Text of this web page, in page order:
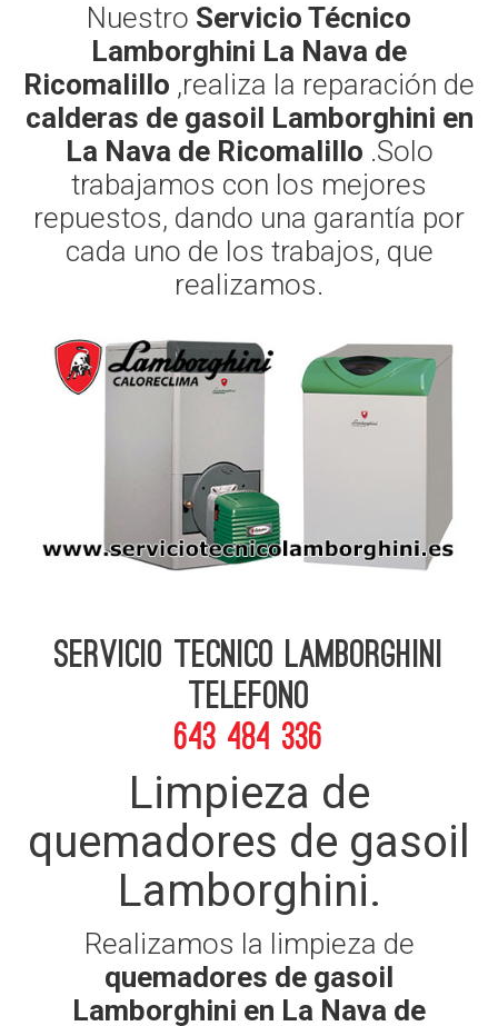
Nuestro Servicio Técnico
Lamborghini La Nava de
Ricomalillo ,realiza la reparación de
calderas de gasoil Lamborghini en
La Nava de Ricomalillo .Solo
trabajamos con los mejores
repuestos, dando una garantía por
cada uno de los trabajos, que
realizamos.
Servicio Tecnico Lamborghini
telefono
643 484 336
Limpieza de
quemadores de gasoil
Lamborghini.
Realizamos la limpieza de
quemadores de gasoil
Lamborghini en La Nava de